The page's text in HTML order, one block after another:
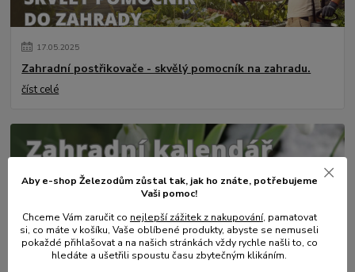
17.05.2025
Zahradní postřikovače - skvělý pomocník na zahradu.
číst celé
Aby e-shop Železodům zůstal tak, jak ho znáte, potřebujeme
Vaši pomoc!
Chceme Vám zaručit co nejlepší zážitek z nakupování, pamatovat
si, co máte v košíku, Vaše oblíbené produkty, abyste se nemuseli
pokaždé přihlašovat a na našich stránkách vždy rychle našli to, co
hledáte a ušetřili spoustu času zbytečným klikáním.